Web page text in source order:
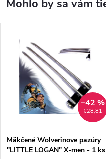
€28,81
–42 %
Mäkčené Wolverinove pazúry
"LITTLE LOGAN" X-men - 1 ks